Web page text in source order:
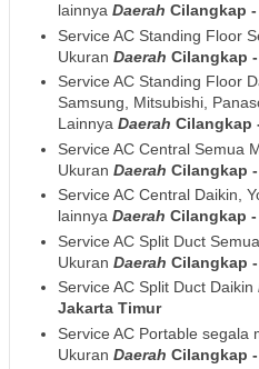
lainnya Daerah Cilangkap
Service AC Standing Floor
Ukuran Daerah Cilangkap
Service AC Standing Floor
Samsung, Mitsubishi,
Lainnya Daerah Cilangkap
Service AC Central Semua
Ukuran Daerah Cilangkap
Service AC Central Daikin,
lainnya Daerah Cilangkap
Service AC Split Duct
Ukuran Daerah Cilangkap
Service AC Split Duct Daikin
Jakarta Timur
Service AC Portable segala
Ukuran Daerah Cilangkap